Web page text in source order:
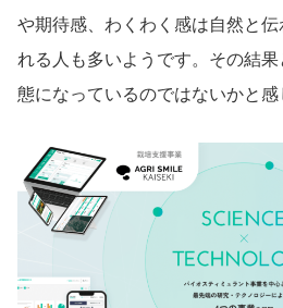
や期待感、わくわく感は自然と
れる人も多いようです。その結
態になっているのではないかと感